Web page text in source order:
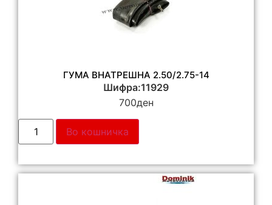
ГУМА ВНАТРЕШНА 2.50/2.75-14
Шифра:11929
700ден
Во кошничка